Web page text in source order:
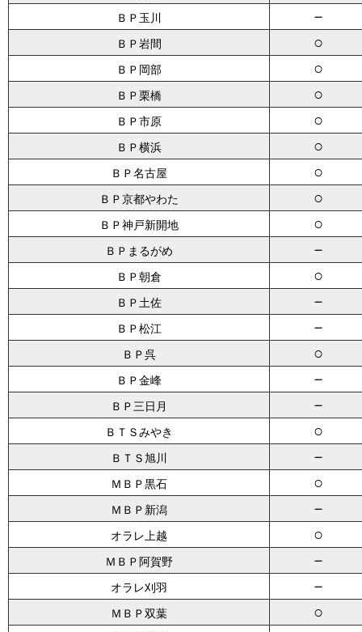
ＢＰ玉川 －
ＢＰ岩間 ○
ＢＰ岡部 ○
ＢＰ栗橋 ○
ＢＰ市原 ○
ＢＰ横浜 ○
ＢＰ名古屋 ○
ＢＰ京都やわた ○
ＢＰ神戸新開地 ○
ＢＰまるがめ －
ＢＰ朝倉 ○
ＢＰ土佐 －
ＢＰ松江 －
ＢＰ呉 ○
ＢＰ金峰 －
ＢＰ三日月 －
ＢＴＳみやき ○
ＢＴＳ旭川 －
ＭＢＰ黒石 ○
ＭＢＰ新潟 －
オラレ上越 ○
ＭＢＰ阿賀野 －
オラレ刈羽 －
ＭＢＰ双葉 ○